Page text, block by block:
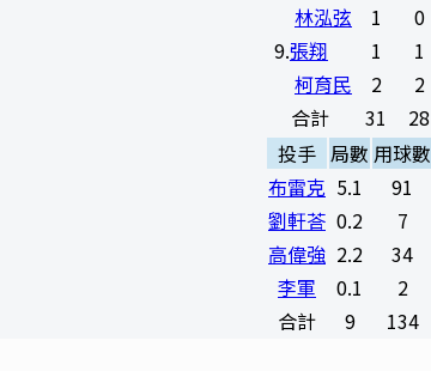
林泓弦
1 0
9.張翔 1 1
柯育民
2 2
合計
31 28
投手 局數 用球數
布雷克 5.1 91
劉軒荅 0.2 7
高偉強 2.2 34
李軍
0.1 2
合計
9 134